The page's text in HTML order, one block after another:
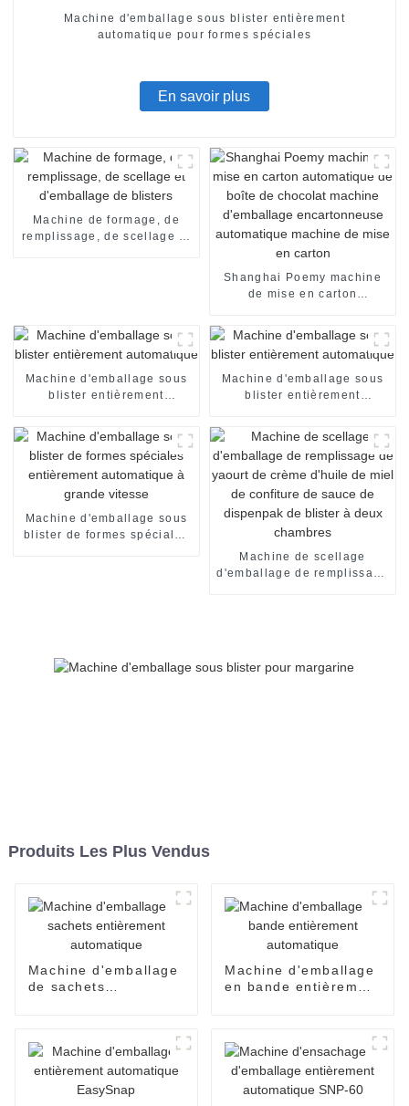
Machine d'emballage sous blister entièrement
automatique pour formes spéciales
En savoir plus
Machine de formage, de
remplissage, de scellage et
Shanghai Poemy machine
de mise en carton
d'emballage encartonneuse
automatique machine de
mise en carton
Machine d'emballage sous
blister entièrement
Machine d'emballage sous
blister entièrement
Machine d'emballage sous
blister de formes spéciales
Machine de scellage
d'emballage de remplissage
Produits Les Plus Vendus
Machine d'emballage
de sachets
Machine d'emballage
en bande entièrement